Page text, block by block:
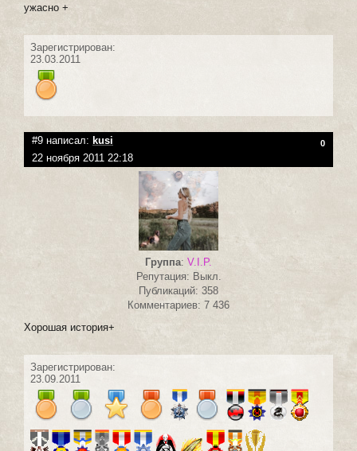
ужасно +
Зарегистрирован:
23.03.2011
#9 написал: kusi 0
22 ноября 2011 22:18
Группа: V.I.P.
Репутация: Выкл.
Публикаций: 358
Комментариев: 7 436
Хорошая история+
Зарегистрирован:
23.09.2011